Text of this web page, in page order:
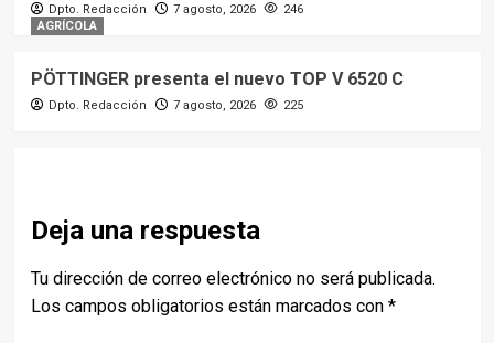
Dpto. Redacción 7 agosto, 2026
246
AGRÍCOLA
PÖTTINGER presenta el nuevo TOP V 6520 C
Dpto. Redacción 7 agosto, 2026 225
Deja una respuesta
Tu dirección de correo electrónico no será publicada.
Los campos obligatorios están marcados con *